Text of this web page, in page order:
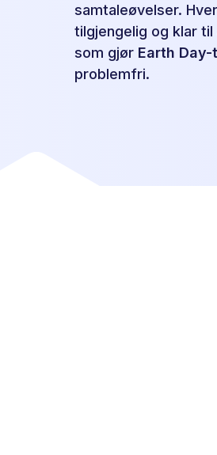
samtaleøvelser.
tilgjengelig og klar til
som gjør Earth Day-
problemfri.